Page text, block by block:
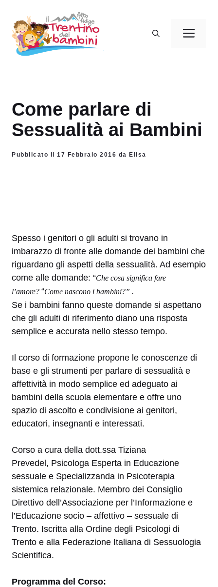
contenuto
Come parlare di
Sessualità ai Bambini
Pubblicato il 17 Febbraio 2016 da Elisa
Spesso i genitori o gli adulti si trovano in
imbarazzo di fronte alle domande dei bambini che
riguardano gli aspetti della sessualità. Ad esempio
come alle domande: “Che cosa significa fare
l’amore? “Come nascono i bambini?” .
Se i bambini fanno queste domande si aspettano
che gli adulti di riferimento diano una risposta
semplice e accurata nello stesso tempo.
Il corso di formazione propone le conoscenze di
base e gli strumenti per parlare di sessualità e
affettività in modo semplice ed adeguato ai
bambini della scuola elementare e offre uno
spazio di ascolto e condivisione ai genitori,
educatori, insegnanti e interessati.
Corso a cura della dott.ssa Tiziana
Prevedel, Psicologa Esperta in Educazione
sessuale e Specializzanda in Psicoterapia
sistemica relazionale. Membro dei Consiglio
Direttivo dell’Associazione per l’Informazione e
l’Educazione socio – affettivo – sessuale di
Trento. Iscritta alla Ordine degli Psicologi di
Trento e alla Federazione Italiana di Sessuologia
Scientifica.
Programma del Corso: